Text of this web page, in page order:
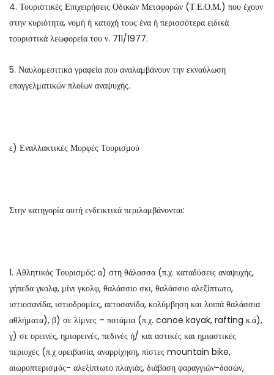
4. Τουριστικές Επιχειρήσεις Οδικών Μεταφορών (Τ.Ε.Ο.Μ.) που έχουν
στην κυριότητα, νομή ή κατοχή τους ένα ή περισσότερα ειδικά
τουριστικά λεωφορεία του ν. 711/1977.
5. Ναυλομεσιτικά γραφεία που αναλαμβάνουν την εκναύλωση
επαγγελματικών πλοίων αναψυχής.
ε) Εναλλακτικές Μορφές Τουρισμού
Στην κατηγορία αυτή ενδεικτικά περιλαμβάνονται:
1. Αθλητικός Τουρισμός: α) στη θάλασσα (π.χ. καταδύσεις αναψυχής,
γήπεδα γκολφ, μίνι γκολφ, θαλάσσιο σκι, θαλάσσιο αλεξίπτωτο,
ιστιοσανίδα, ιστιοδρομίες, αετοσανίδα, κολύμβηση και λοιπά θαλάσσια
αθλήματα), β) σε λίμνες – ποτάμια (π.χ. canoe kayak, rafting κ.ά),
γ) σε ορεινές, ημιορεινές, πεδινές ή/ και αστικές και ημιαστικές
περιοχές (π.χ ορειβασία, αναρρίχηση, πίστες mountain bike,
αιωροπτερισμός- αλεξίπτωτο πλαγιάς, διάβαση φαραγγιών-δασών,